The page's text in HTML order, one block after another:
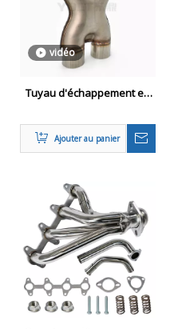
vidéo
Tuyau d'échappement en
Ajouter au panier